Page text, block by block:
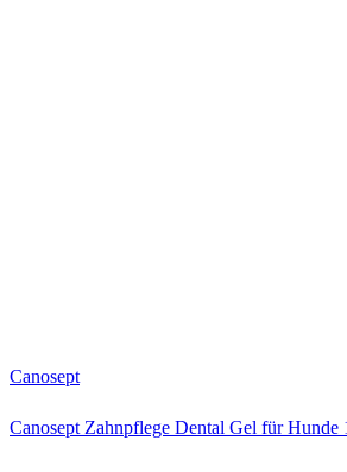
Canosept
Canosept Zahnpflege Dental Gel für Hunde